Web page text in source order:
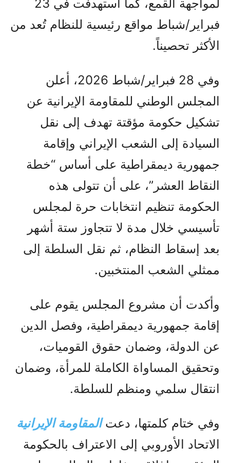
لمواجهة القمع، كما استهدفت في 23
فبراير/شباط مواقع رئيسية للنظام تُعد من
الأكثر تحصيناً.
وفي 28 فبراير/شباط 2026، أعلن
المجلس الوطني للمقاومة الإيرانية عن
تشكيل حكومة مؤقتة تهدف إلى نقل
السيادة إلى الشعب الإيراني وإقامة
جمهورية ديمقراطية على أساس “خطة
النقاط العشر”، على أن تتولى هذه
الحكومة تنظيم انتخابات حرة لمجلس
تأسيسي خلال مدة لا تتجاوز ستة أشهر
بعد إسقاط النظام، ثم نقل السلطة إلى
ممثلي الشعب المنتخبين.
وأكدت أن مشروع المجلس يقوم على
إقامة جمهورية ديمقراطية، وفصل الدين
عن الدولة، وضمان حقوق القوميات،
وتحقيق المساواة الكاملة للمرأة، وضمان
انتقال سلمي ومنظم للسلطة.
وفي ختام كلمتها، دعتالمقاومة الإيرانية
الاتحاد الأوروبي إلى الاعتراف بالحكومة